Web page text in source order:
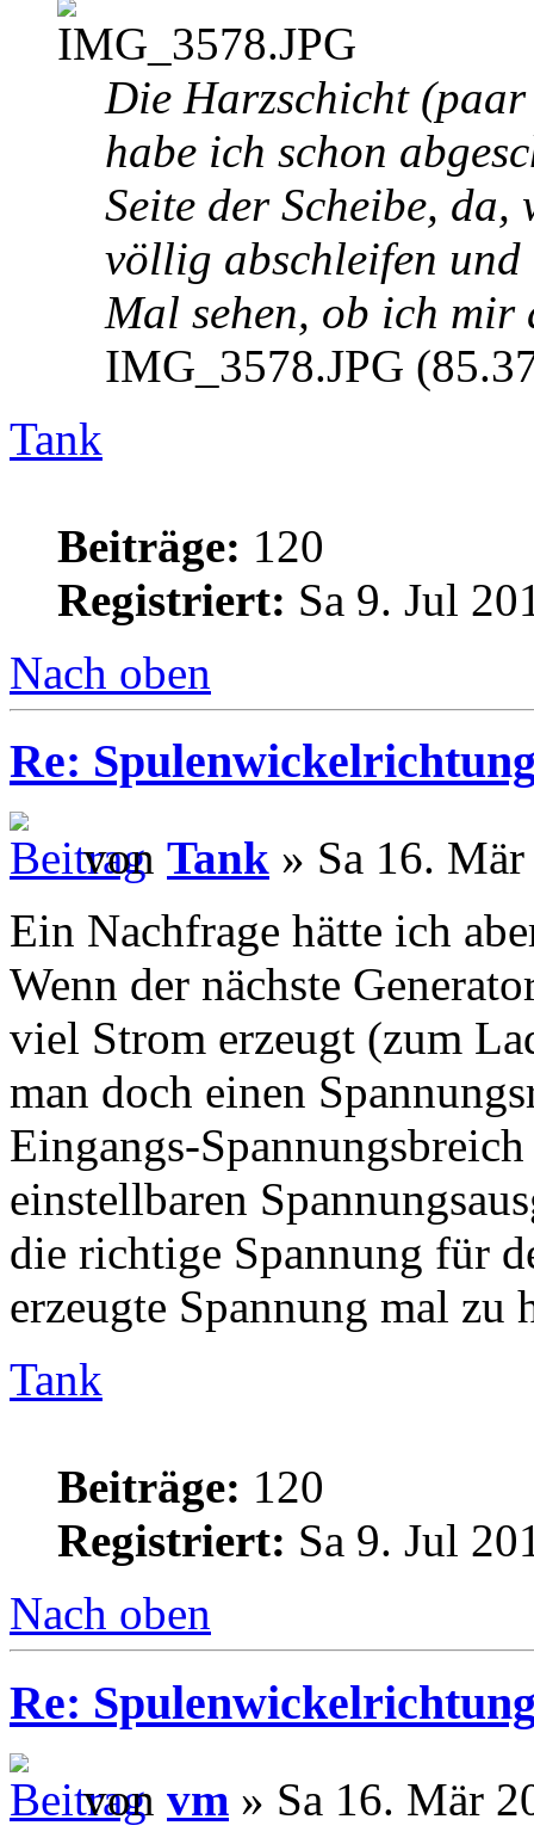
Die Harzschicht
habe ich schon
Seite der Scheibe,
völlig abschleifen und
Mal sehen, ob ich mir
IMG_3578.JPG
Tank
Beiträge: 120
Registriert: Sa 9. Jul
Nach oben
Re:
von Tank » Sa 16.
Ein Nachfrage hätte ich
Wenn der nächste
viel Strom erzeugt (zum
man doch einen
Eingangs-
einstellbaren
die richtige Spannung für
erzeugte Spannung mal zu
Tank
Beiträge: 120
Registriert: Sa 9. Jul
Nach oben
Re:
von vm » Sa 16. Mär